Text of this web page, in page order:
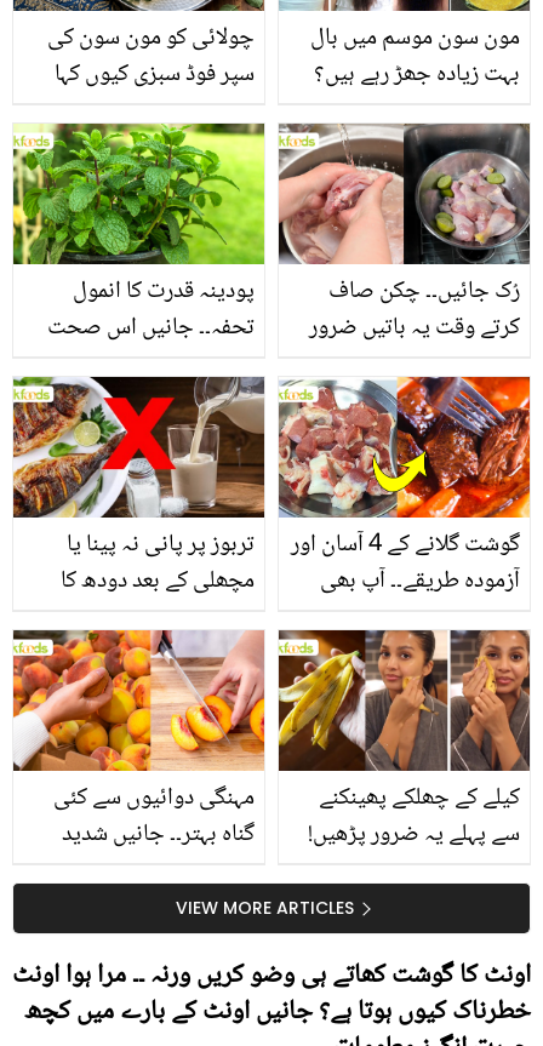
چولائی کو مون سون کی
سپر فوڈ سبزی کیوں کہا
منرلز اور اینٹی آکسیڈنٹس
سے بھرپور اس سبزی کے
فائدے
مون سون موسم میں بال
بہت زیادہ جھڑ رہے ہیں؟
بنانے کے چند قدرتی طریقے
پودینہ قدرت کا انمول
تحفہ۔۔ جانیں اس صحت
انگیز طبی فوائد
رُک جائیں۔۔ چکن صاف
کرتے وقت یہ باتیں ضرور
تربوز پر پانی نہ پینا یا
مچھلی کے بعد دودھ کا
سے متعلق غلط فہمیوں کی
حقیقت کیا ہے اور افواہ
کیا؟
گوشت گلانے کے 4 آسان اور
آزمودہ طریقے۔۔ آپ بھی
بتائے راز
مہنگی دوائیوں سے کئی
گناہ بہتر۔۔ جانیں شدید
کیوں کھانا چاہیے؟
کیلے کے چھلکے پھینکنے
سے پہلے یہ ضرور پڑھیں!
سستا اور قدرتی حلVIEW MORE ARTICLES
اونٹ کا گوشت کھاتے ہی وضو کریں ورنہ ۔۔ مرا ہوا اونٹ
خطرناک کیوں ہوتا ہے؟ جانیں اونٹ کے بارے میں کچھ